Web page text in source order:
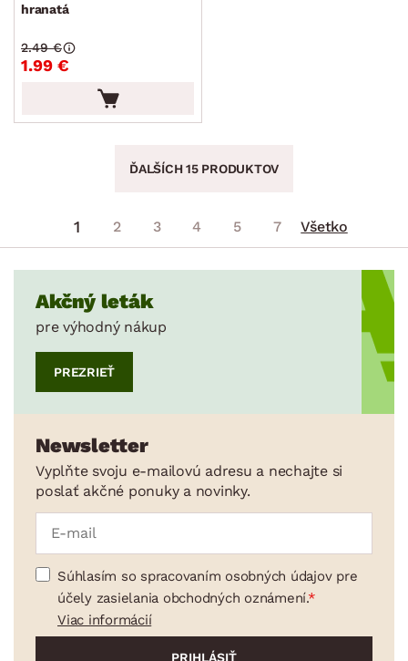
hranatá
1.99 €
2.49 €
ĎALŠÍCH 15 PRODUKTOV
1 2 3 4 5 7 Všetko
Akčný leták
pre výhodný nákup
PREZRIEŤ
Newsletter
Vyplňte svoju e-mailovú adresu a nechajte si
poslať akčné ponuky a novinky.
Súhlasím so spracovaním osobných údajov pre
účely zasielania obchodných oznámení.
Viac informácií